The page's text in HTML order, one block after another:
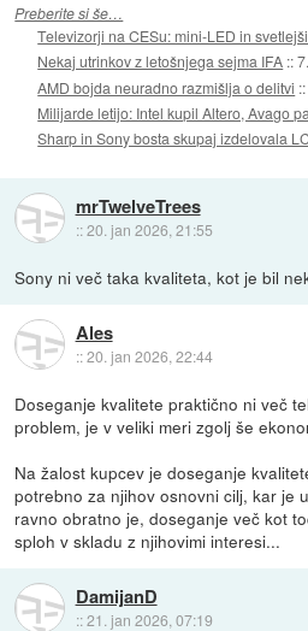
Preberite si še…
Televizorji na CESu: mini-LED in
Nekaj utrinkov z letošnjega sejma IFA ::
AMD bojda neuradno razmišlja o delitvi
Milijarde letijo: Intel kupil Altero, Avago
Sharp in Sony bosta skupaj izdelovala
mrTwelveTrees
::20. jan 2026, 21:55
Sony ni več taka kvaliteta, kot je bil
Ales
::20. jan 2026, 22:44
Doseganje kvalitete praktično ni več
problem, je v veliki meri zgolj še
Na žalost kupcev je doseganje
potrebno za njihov osnovni cilj, kar je
ravno obratno je, doseganje več kot
sploh v skladu z njihovimi interesi...
DamijanD
::21. jan 2026, 07:19